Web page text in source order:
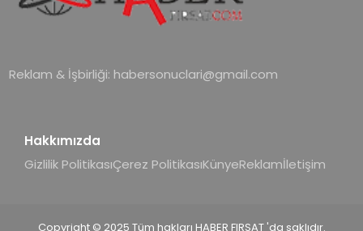
Reklam & İşbirliği: habersonuclari@gmail.com
Hakkımızda
Gizlilik PolitikasıÇerez PolitikasıKünyeReklamİletişim
Copyright © 2025 Tüm hakları HABER FIRSAT 'da saklıdır.